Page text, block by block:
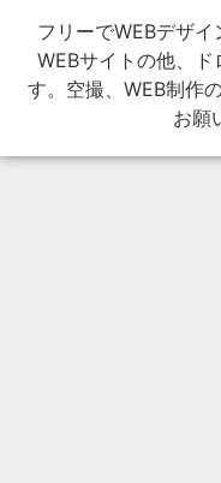
フリーでWEBデザイ
WEBサイトの他、
す。空撮、WEB制作
お願